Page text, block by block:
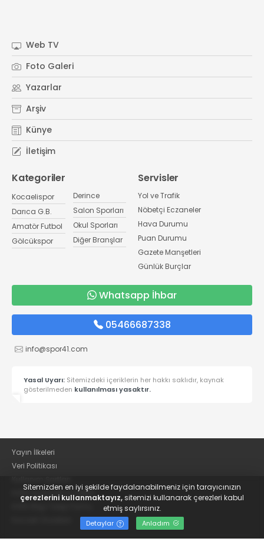
Web TV
Foto Galeri
Yazarlar
Arşiv
Künye
İletişim
Kategoriler
Kocaelispor
Darıca G.B.
Amatör Futbol
Gölcükspor
Derince
Salon Sporları
Okul Sporları
Diğer Branşlar
Servisler
Yol ve Trafik
Nöbetçi Eczaneler
Hava Durumu
Puan Durumu
Gazete Manşetleri
Günlük Burçlar
Whatsapp İhbar
05466687338
info@spor41.com
Yasal Uyarı: Sitemizdeki içeriklerin her hakkı saklıdır, kaynak
gösterilmeden kullanılması yasaktır.
Yayın İlkeleri
Veri Politikası
KVKK Aydınlatma Metni
Sitemizden en iyi şekilde faydalanabilmeniz için tarayıcınızın
çerezlerini kullanmaktayız,sitemizi kullanarak çerezleri kabul
etmiş saylırsınız.
Detaylar Anladım